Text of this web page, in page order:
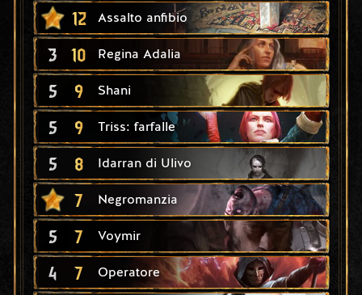
12 Assalto anfibio
3 10 Regina Adalia
5 9 Shani
5 9 Triss: farfalle
5 8 Idarran di Ulivo
7 Negromanzia
5 7 Voymir
4 7 Operatore